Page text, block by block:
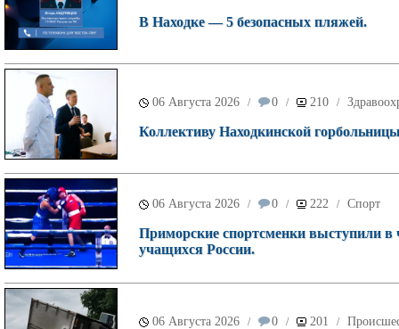
В Находке — 5 безопасных пляжей.
06 Августа 2026 / 0 / 210 /
Коллективу Находкинской
06 Августа 2026 / 0 / 222 / Спорт
Приморские спортсменки выступили в
учащихся России.
06 Августа 2026 / 0 / 201 /